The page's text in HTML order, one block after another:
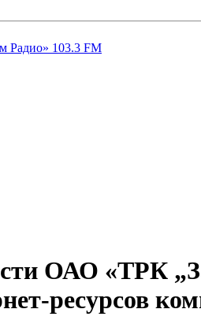
Радио» 103.3 FM
ОАО «ТРК
ресурсов